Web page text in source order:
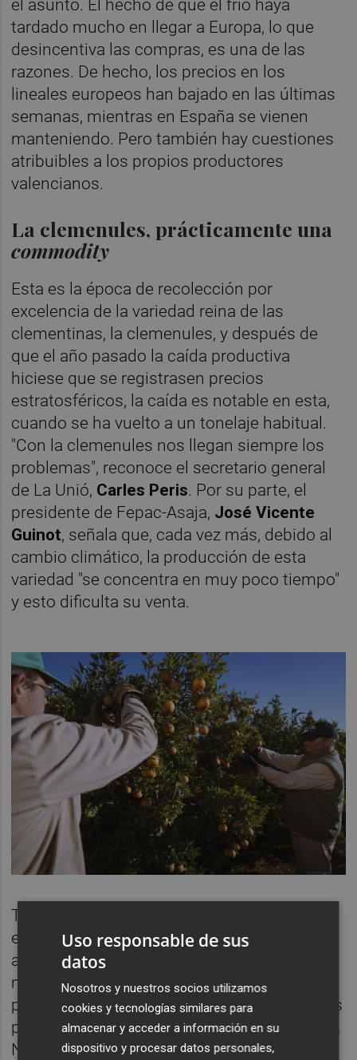
el asunto. El hecho de que el frío haya
tardado mucho en llegar a Europa, lo que
desincentiva las compras, es una de las
razones. De hecho, los precios en los
lineales europeos han bajado en las últimas
semanas, mientras en España se vienen
manteniendo. Pero también hay cuestiones
atribuibles a los propios productores
valencianos.
La clemenules, prácticamente una
commodity
Esta es la época de recolección por
excelencia de la variedad reina de las
clementinas, la clemenules, y después de
que el año pasado la caída productiva
hiciese que se registrasen precios
estratosféricos, la caída es notable en esta,
cuando se ha vuelto a un tonelaje habitual.
"Con la clemenules nos llegan siempre los
problemas", reconoce el secretario general
de La Unió, Carles Peris. Por su parte, el
presidente de Fepac-Asaja, José Vicente
Guinot, señala que, cada vez más, debido al
cambio climático, la producción de esta
variedad "se concentra en muy poco tiempo"
y esto dificulta su venta.
También Peris apunta a este problema y no
esconde que es necesario acometer una
ansiada reconversión varietal que permita
mejorar los precios de lanulera. "No
podemos estar 40 años con el volumen y los
precios que tenemos de clemenules", indica.
No en vano, entre las grandes cadenas de
Uso responsable de sus
datos
Nosotros y nuestros socios utilizamos
cookies y tecnologías similares para
almacenar y acceder a información en su
dispositivo y procesar datos personales,